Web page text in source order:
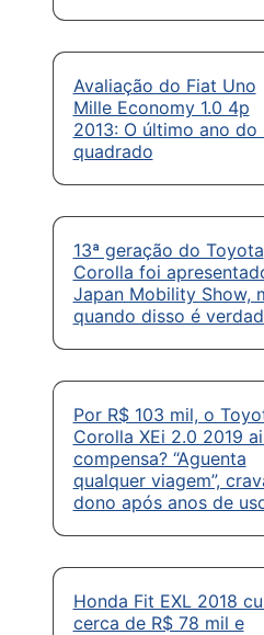
Avaliação do Fiat Uno
Mille Economy 1.0 4p
2013: O último ano do
quadrado
13ª geração do Toyota
Corolla foi
Japan Mobility Show,
quando disso é
Por R$ 103 mil, o
Corolla XEi 2.0 2019
compensa? “Aguenta
qualquer viagem”,
dono após anos de
Honda Fit EXL 2018
cerca de R$ 78 mil e